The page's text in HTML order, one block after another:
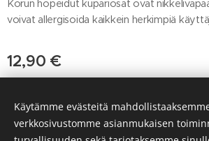
Korun hopeidut kupariosat ovat
voivat allergisoida kaikkein herkimpiä
12,90 €
Copyright @ 2019 | Puuseppä Kaarne
Käytämme evästeitä
verkkosivustomme asianmukaisen